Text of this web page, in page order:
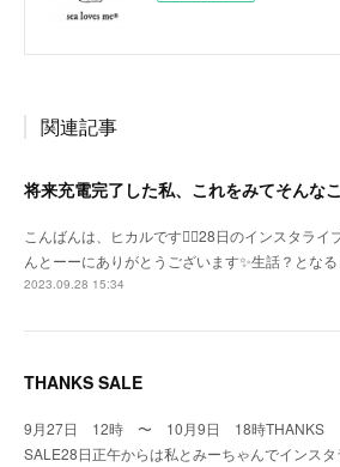
関連記事
将来充電完了した私、これをみてそんな
こんばんは、ヒカルです🙇‍♀️28日のインスタライ
んとーーにありがとうございます✨生話？とな
2023.09.28 15:34
THANKS SALE
9月27日 12時 〜 10月9日 18時THANKS
SALE28日正午からは私とみーちゃんでインス